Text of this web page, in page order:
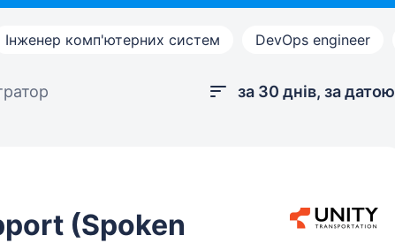
Інженер комп'ютерних систем DevOps engineer
за 30 днів, за датою
(Spoken